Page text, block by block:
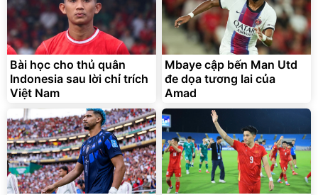
Bài học cho thủ quân
Indonesia sau lời chỉ trích
Việt Nam
Mbaye cập bến Man Utd
đe dọa tương lai của
Amad